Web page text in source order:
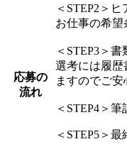
応募の
流れ
＜STEP2＞
お仕事の希望
＜STEP3＞書
選考には履歴
ますのでご
＜STEP4＞
＜STEP5＞最